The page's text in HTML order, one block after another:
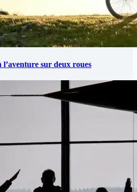
sur deux roues